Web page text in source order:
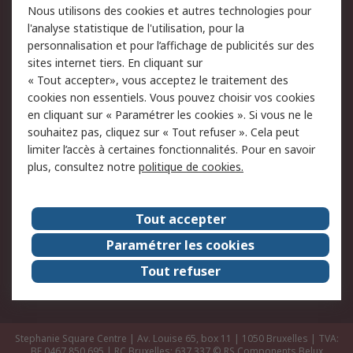
Retours
Support technique
Track & trace
Legal
Politique de cookies
Sécurité des e-mails
Politique de protection
des données - Mise à
jour
Conditions générales
de vente
A propos de RS
Le groupe RS Group
A propos de RS
RS dans le monde
Travaillez chez RS
ESG
Stephanie Square Centre | Av. Louise 65, box 11 | 1050 Bruxelles | TVA:
Nous utilisons des cookies et autres technologies pour
l'analyse statistique de l'utilisation, pour la
personnalisation et pour l’affichage de publicités sur des
sites internet tiers. En cliquant sur
« Tout accepter», vous acceptez le traitement des
cookies non essentiels. Vous pouvez choisir vos cookies
en cliquant sur « Paramétrer les cookies ». Si vous ne le
souhaitez pas, cliquez sur « Tout refuser ». Cela peut
limiter l’accès à certaines fonctionnalités. Pour en savoir
plus, consultez notre politique de cookies.
Tout accepter
Paramétrer les cookies
Tout refuser